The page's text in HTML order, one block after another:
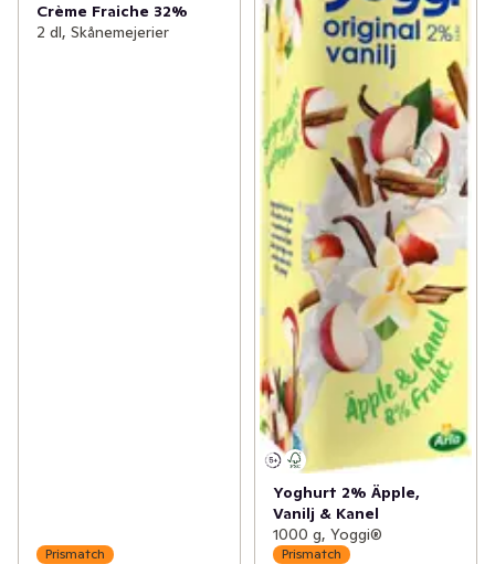
Crème Fraiche 32%
2 dl, Skånemejerier
Prismatch
Yoghurt 2% Äpple,
Vanilj & Kanel
1000 g, Yoggi®
Prismatch